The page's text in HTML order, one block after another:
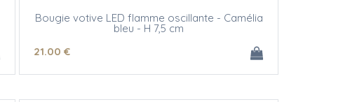
Bougie votive LED flamme oscillante - Camélia
bleu - H 7,5 cm
21.00 €